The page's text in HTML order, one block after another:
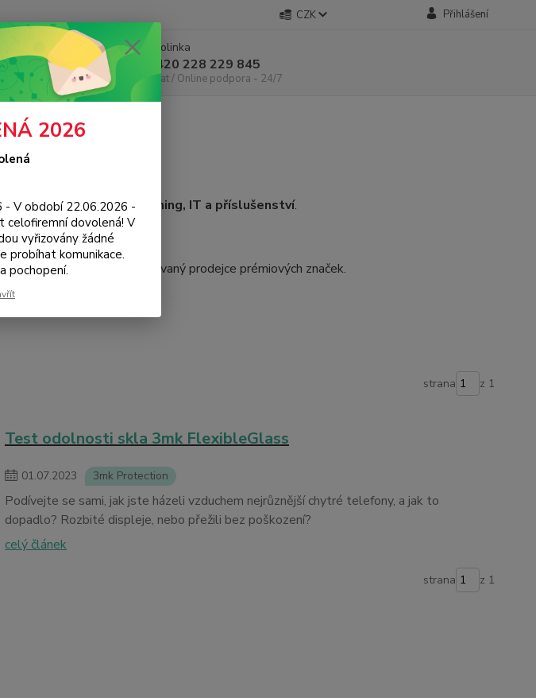
CZK Přihlášení
Hledat
Infolinka
+420 228 229 845
Chat / Online podpora - 24/7
chytrou elektroniku, gaming, IT a příslušenství.
a tipy k vašemu zařízení.
pro ČR a EU. Autorizovaný prodejce prémiových značek.
strana z 1
Test odolnosti skla 3mk FlexibleGlass
01.07.2023 3mk Protection
Podívejte se sami, jak jste házeli vzduchem nejrůznější chytré telefony, a jak to
dopadlo? Rozbité displeje, nebo přežili bez poškození?
celý článek
strana z 1
2026
- V období 22.06.2026 -
celofiremní dovolená! V
vyřizovány žádné
probíhat komunikace.
pochopení.